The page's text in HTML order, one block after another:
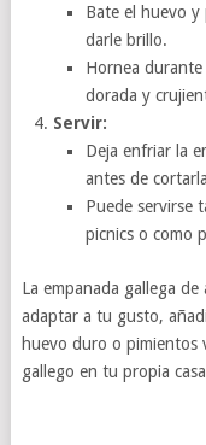
Bate el huevo y
darle brillo.
Hornea
dorada y
Servir:
Deja enfriar la
antes de
Puede servirse
picnics o como
La empanada gallega
adaptar a tu gusto,
huevo duro o pimientos
gallego en tu propia